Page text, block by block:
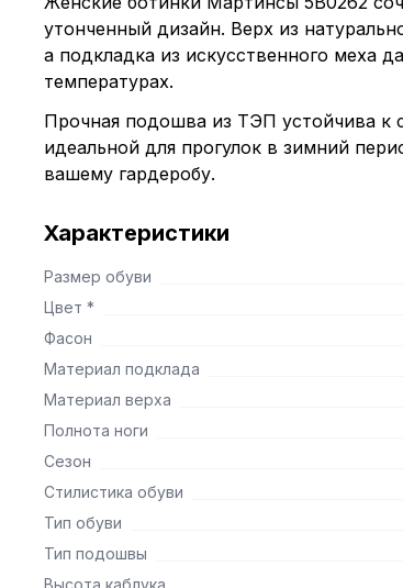
утонченный дизайн. Верх из
а подкладка из искусственного меха
температурах.
Прочная подошва из ТЭП устойчива к
идеальной для прогулок в зимний
вашему гардеробу.
Характеристики
Размер обуви
Цвет *
Фасон
Материал подклада
Материал верха
Полнота ноги
Сезон
Стилистика обуви
Тип обуви
Тип подошвы
Высота каблука